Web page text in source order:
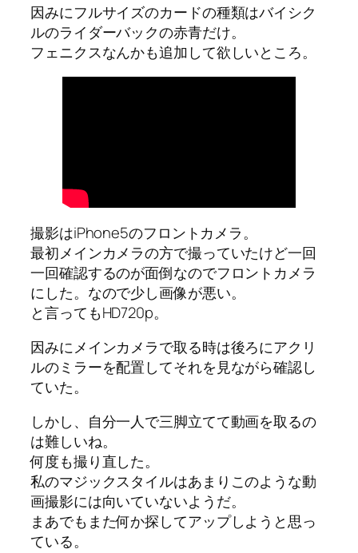
因みにフルサイズのカードの種類はバイシク
ルのライダーバックの赤青だけ。
フェニクスなんかも追加して欲しいところ。
撮影はiPhone5のフロントカメラ。
最初メインカメラの方で撮っていたけど一回
一回確認するのが面倒なのでフロントカメラ
にした。なので少し画像が悪い。
と言ってもHD720p。
因みにメインカメラで取る時は後ろにアクリ
ルのミラーを配置してそれを見ながら確認し
ていた。
しかし、自分一人で三脚立てて動画を取るの
は難しいね。
何度も撮り直した。
私のマジックスタイルはあまりこのような動
画撮影には向いていないようだ。
まあでもまた何か探してアップしようと思っ
ている。